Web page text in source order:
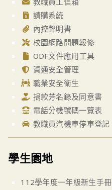
請購系統
內控聲明書
校園網路問題報修
ODF文件應用工具
資通安全管理
職業安全衛生
捐款芳名錄及同意書
電話分機號碼一覽表
教職員汽機車停車登記
學生園地
112學年度一年級新生手冊